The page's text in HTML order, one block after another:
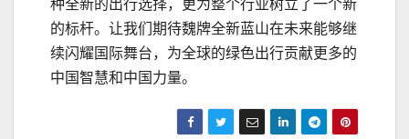
种全新的出行选择，更为整个行业树立了一个新
的标杆。让我们期待魏牌全新蓝山在未来能够继
续闪耀国际舞台，为全球的绿色出行贡献更多的
中国智慧和中国力量。